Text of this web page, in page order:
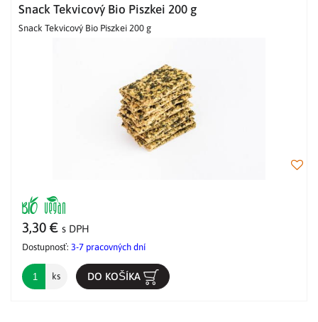
Snack Tekvicový Bio Piszkei 200 g
Snack Tekvicový Bio Piszkei 200 g
3,30 € s DPH
Dostupnosť: 3-7 pracovných dní
ks DO KOŠÍKA